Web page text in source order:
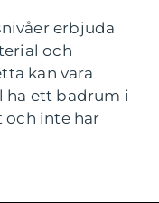
erbjuda
och
kan vara
ett badrum i
och inte har